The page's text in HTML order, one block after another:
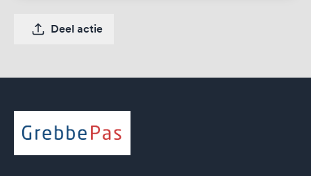
Deel actie